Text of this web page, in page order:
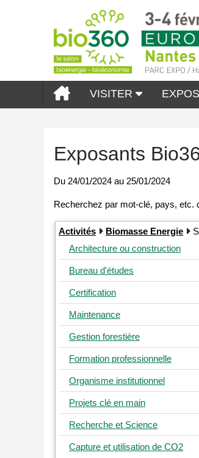
VISITER
Exposants
Du 24/01/2024 au 25/01/2024
Activités Biomasse Energie
Architecture ou construction
Bureau d'études
Certification
Maintenance
Gestion forestière
Formation professionnelle
Organisme institutionnel
Projets clé en main
Recherche et Science
Capture et utilisation de CO2